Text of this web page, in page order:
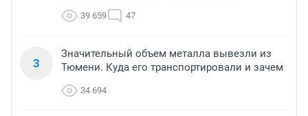
39 659 47
3
Значительный объем металла вывезли из
Тюмени. Куда его транспортировали и зачем
34 694